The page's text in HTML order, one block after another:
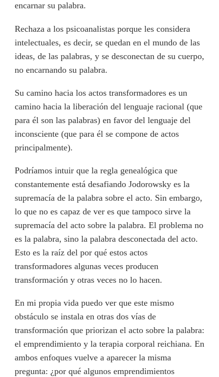
encarnar su palabra.
Rechaza a los psicoanalistas porque les considera
intelectuales, es decir, se quedan en el mundo de las
ideas, de las palabras, y se desconectan de su cuerpo,
no encarnando su palabra.
Su camino hacia los actos transformadores es un
camino hacia la liberación del lenguaje racional (que
para él son las palabras) en favor del lenguaje del
inconsciente (que para él se compone de actos
principalmente).
Podríamos intuir que la regla genealógica que
constantemente está desafiando Jodorowsky es la
supremacía de la palabra sobre el acto. Sin embargo,
lo que no es capaz de ver es que tampoco sirve la
supremacía del acto sobre la palabra. El problema no
es la palabra, sino la palabra desconectada del acto.
Esto es la raíz del por qué estos actos
transformadores algunas veces producen
transformación y otras veces no lo hacen.
En mi propia vida puedo ver que este mismo
obstáculo se instala en otras dos vías de
transformación que priorizan el acto sobre la palabra:
el emprendimiento y la terapia corporal reichiana. En
ambos enfoques vuelve a aparecer la misma
pregunta: ¿por qué algunos emprendimientos